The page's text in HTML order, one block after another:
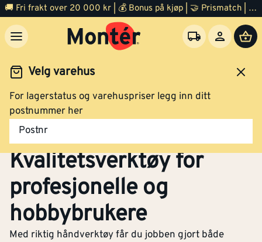
🚚 Fri frakt over 20 000 kr | 💰 Bonus på kjøp | 🤝 Prismatch | ⭐ 100% fornøyd garanti | 🏪 140 byggevarehus
Velg varehus
For lagerstatus og varehuspriser legg inn ditt
postnummer her
Postnr
Verktøy Håndverktøy
Håndverktøy -
Kvalitetsverktøy for
profesjonelle og
hobbybrukere
Med riktig håndverktøy får du jobben gjort både